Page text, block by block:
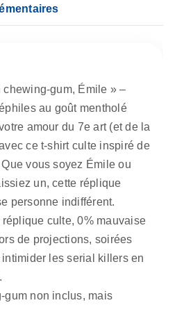
chewing-gum, Émile » –
au goût mentholé
amour du 7e art (et de la
ce t-shirt culte inspiré de
vous soyez Émile ou
un, cette réplique
personne indifférent.
culte, 0% mauvaise
de projections, soirées
les serial killers en
gum non inclus, mais